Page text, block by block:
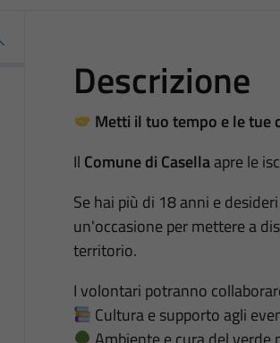
Descrizione
Metti il tuo tempo e le tue
Il Comune di Casellaapre le
Se hai più di 18 anni e
un'occasione per mettere a
territorio.
I volontari potranno
Cultura e supporto agli